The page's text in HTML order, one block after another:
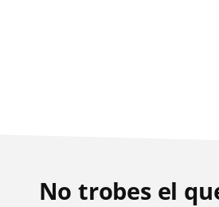
No trobes el